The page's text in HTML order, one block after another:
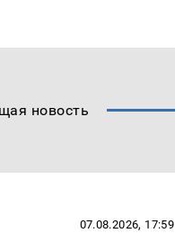
новость
07.08.2026, 17:59